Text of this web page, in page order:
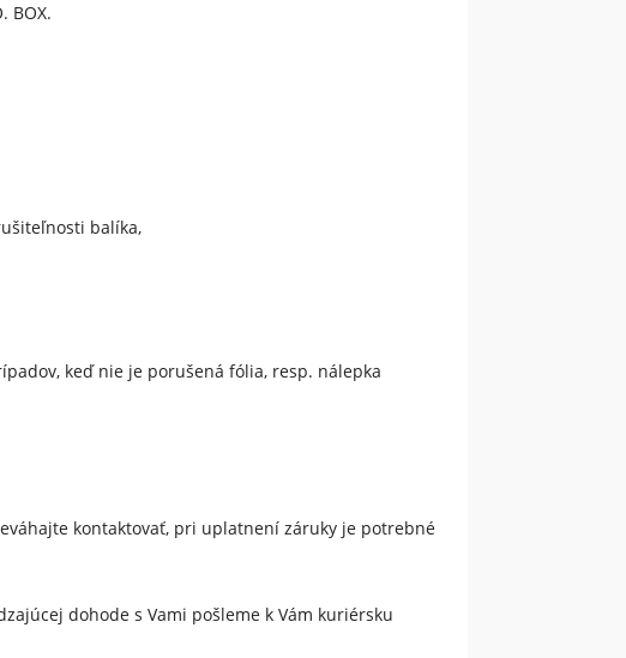
BOX.
balíka,
keď nie je porušená fólia, resp. nálepka
kontaktovať, pri uplatnení záruky je potrebné
dohode s Vami pošleme k Vám kuriérsku